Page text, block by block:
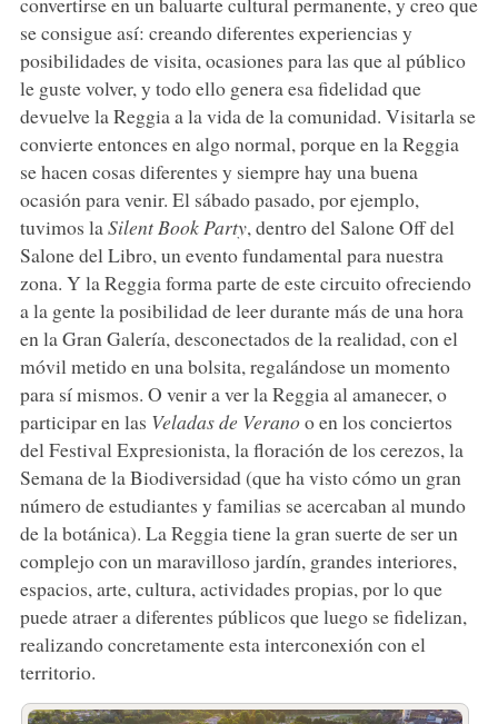
se consigue así: creando diferentes experiencias y
posibilidades de visita, ocasiones para las que al público
le guste volver, y todo ello genera esa fidelidad que
devuelve la Reggia a la vida de la comunidad. Visitarla se
convierte entonces en algo normal, porque en la Reggia
se hacen cosas diferentes y siempre hay una buena
ocasión para venir. El sábado pasado, por ejemplo,
tuvimos laSilent Book Party, dentro del Salone Off del
Salone del Libro, un evento fundamental para nuestra
zona. Y la Reggia forma parte de este circuito ofreciendo
a la gente la posibilidad de leer durante más de una hora
en la Gran Galería, desconectados de la realidad, con el
móvil metido en una bolsita, regalándose un momento
para sí mismos. O venir a ver la Reggia al amanecer, o
participar en las Veladas de Veranoo en los conciertos
del Festival Expresionista, la floración de los cerezos, la
Semana de la Biodiversidad (que ha visto cómo un gran
número de estudiantes y familias se acercaban al mundo
de la botánica). La Reggia tiene la gran suerte de ser un
complejo con un maravilloso jardín, grandes interiores,
espacios, arte, cultura, actividades propias, por lo que
puede atraer a diferentes públicos que luego se fidelizan,
realizando concretamente esta interconexión con el
territorio.